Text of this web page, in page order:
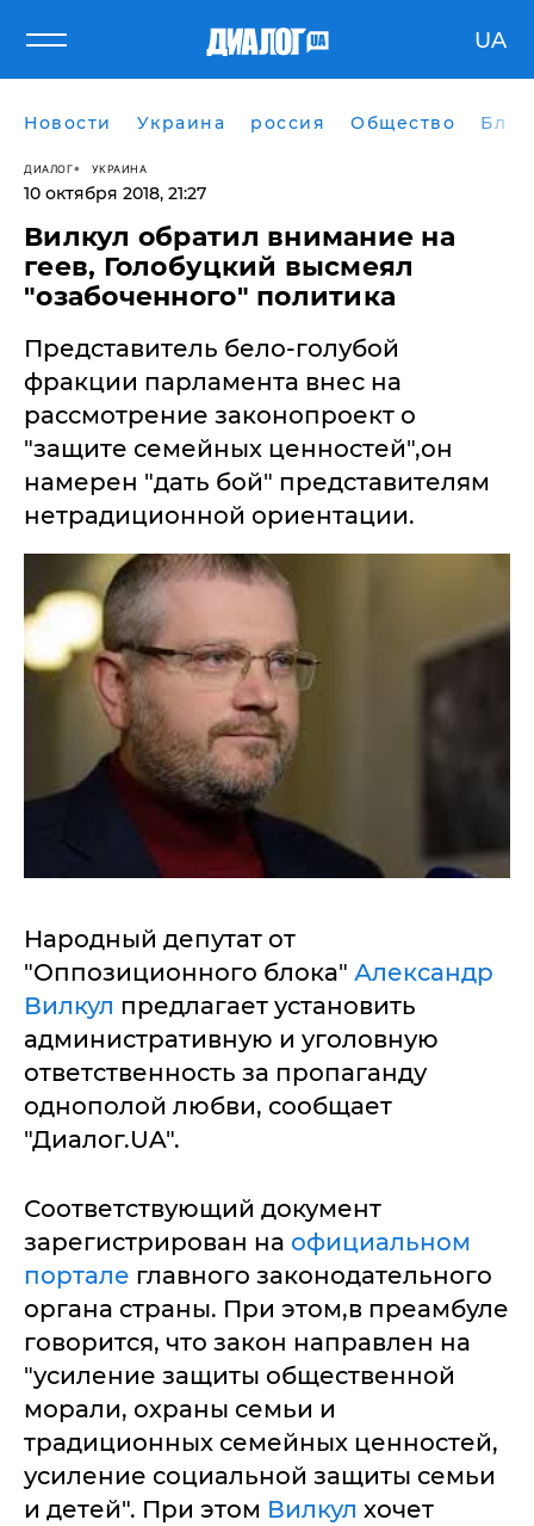
UA
Новости Украина россия Общество
ДИАЛОГ УКРАИНА
10 октября 2018, 21:27
Вилкул обратил внимание на
геев, Голобуцкий высмеял
"озабоченного" политика
Представитель бело-голубой
фракции парламента внес на
рассмотрение законопроект о
"защите семейных ценностей",он
намерен "дать бой" представителям
нетрадиционной ориентации.
Народный депутат от
"Оппозиционного блока" Александр
Вилкул предлагает установить
административную и уголовную
ответственность за пропаганду
однополой любви, сообщает
"Диалог.UA".
Соответствующий документ
зарегистрирован на официальном
портале главного законодательного
органа страны. При этом,в преамбуле
говорится, что закон направлен на
"усиление защиты общественной
морали, охраны семьи и
традиционных семейных ценностей,
усиление социальной защиты семьи
и детей". При этом Вилкул хочет